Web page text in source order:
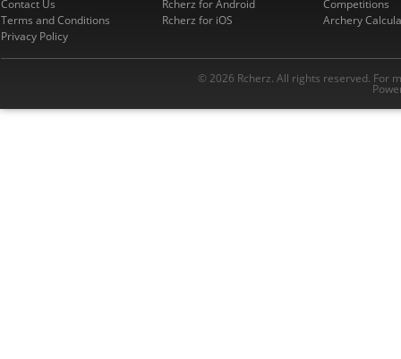
Contact Us
Terms and Conditions
Privacy Policy
Rcherz for Android
Rcherz for iOS
Competitions
Archery
© 2026 Rcherz. All rights reserved. For